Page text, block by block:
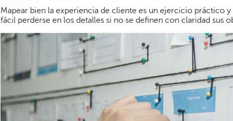
González
Mapear bien la experiencia de cliente es un ejercicio práctico
fácil perderse en los detalles si no se definen con claridad sus